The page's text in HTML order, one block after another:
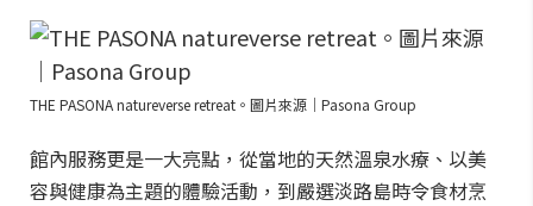
THE PASONA natureverse retreat。圖片來源｜Pasona Group
館內服務更是一大亮點，從當地的天然溫泉水療、以美
容與健康為主題的體驗活動，到嚴選淡路島時令食材烹